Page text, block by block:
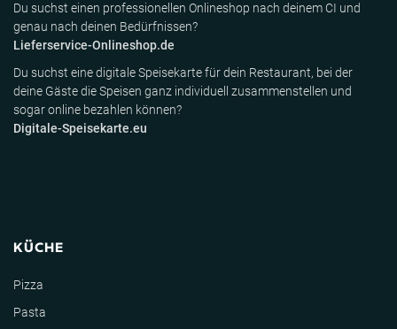
Du suchst einen professionellen Onlineshop nach deinem CI und
genau nach deinen Bedürfnissen?
Lieferservice-Onlineshop.de
Du suchst eine digitale Speisekarte für dein Restaurant, bei der
deine Gäste die Speisen ganz individuell zusammenstellen und
sogar online bezahlen können?
Digitale-Speisekarte.eu
KÜCHE
Pizza
Pasta